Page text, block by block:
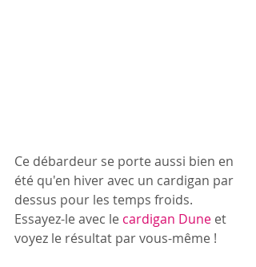
Ce débardeur se porte aussi bien en
été qu'en hiver avec un cardigan par
dessus pour les temps froids.
Essayez-le avec le cardigan Dune et
voyez le résultat par vous-même !